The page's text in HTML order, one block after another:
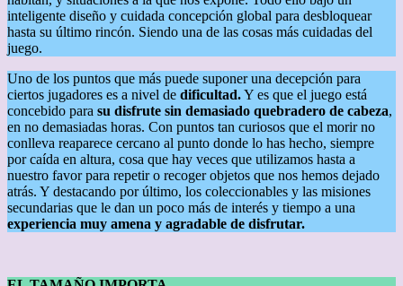
inteligente diseño y cuidada concepción global para desbloquear
hasta su último rincón. Siendo una de las cosas más cuidadas del
juego.
Uno de los puntos que más puede suponer una decepción para
ciertos jugadores es a nivel de dificultad.Y es que el juego está
concebido para su disfrute sin demasiado quebradero de cabeza,
en no demasiadas horas. Con puntos tan curiosos que el morir no
conlleva reaparece cercano al punto donde lo has hecho, siempre
por caída en altura, cosa que hay veces que utilizamos hasta a
nuestro favor para repetir o recoger objetos que nos hemos dejado
atrás. Y destacando por último, los coleccionables y las misiones
secundarias que le dan un poco más de interés y tiempo a una
experiencia muy amena y agradable de disfrutar.